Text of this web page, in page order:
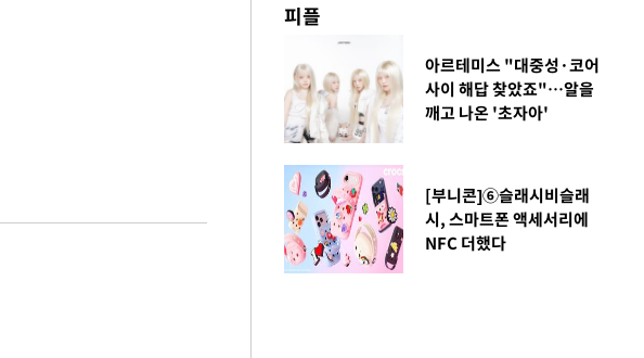
피플
아르테미스 "대중성·코어
사이 해답 찾았죠"…알을
깨고 나온 '초자아'
[부니콘]⑥슬래시비슬래
시, 스마트폰 액세서리에
NFC 더했다